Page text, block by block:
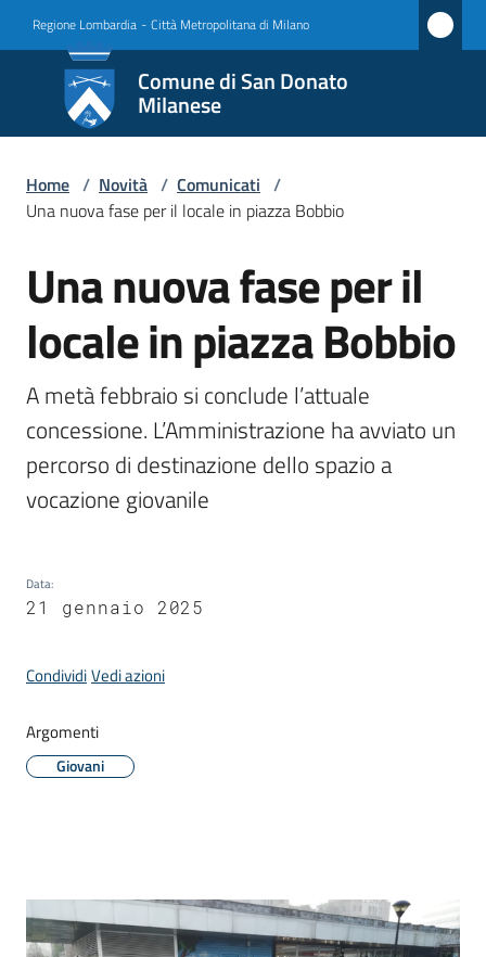
Regione Lombardia - Città Metropolitana di Milano
Comune di San Donato
Milanese
Comune
di San
Donato
Milanese
Amministrazione
Novità
Menu selezionato
Servizi
Vivere
San
Donato
gli
Home / Novità / Comunicati /
Una nuova fase per il locale in piazza Bobbio
Salta al contenuto
Una nuova fase per il
locale in piazza Bobbio
A metà febbraio si conclude l’attuale
concessione. L’Amministrazione ha avviato un
percorso di destinazione dello spazio a
vocazione giovanile
Data:
21 gennaio 2025
CondividiVedi azioni
Argomenti
Giovani
Contenuto